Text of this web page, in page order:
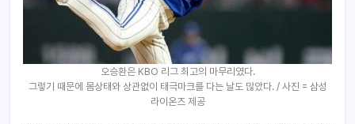
오승환은 KBO 리그 최고의 마무리였다.
그렇기 때문에 몸상태와 상관없이 태극마크를 다는 날도 많았다. / 사진 = 삼성
라이온즈 제공